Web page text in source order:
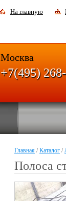
На главную
Москва
+7(495)
Главная /Каталог /
Полоса